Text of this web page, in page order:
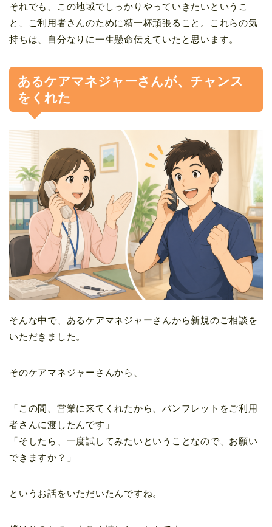
それでも、この地域でしっかりやっていきたいというこ
と、ご利用者さんのために精一杯頑張ること。これらの気
持ちは、自分なりに一生懸命伝えていたと思います。
あるケアマネジャーさんが、チャンス
をくれた
そんな中で、あるケアマネジャーさんから新規のご相談を
いただきました。
そのケアマネジャーさんから、
「この間、営業に来てくれたから、パンフレットをご利用
者さんに渡したんです」
「そしたら、一度試してみたいということなので、お願い
できますか？」
というお話をいただいたんですね。